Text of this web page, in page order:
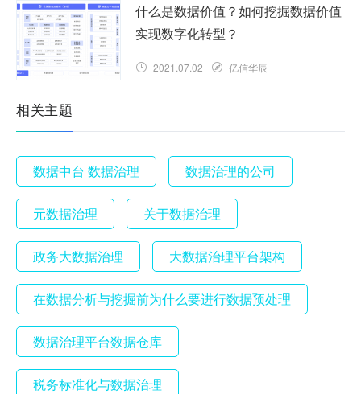
什么是数据价值？如何挖掘数据价值
实现数字化转型？
2021.07.02 亿信华辰
相关主题
数据中台 数据治理 数据治理的公司
元数据治理 关于数据治理
政务大数据治理 大数据治理平台架构
在数据分析与挖掘前为什么要进行数据预处理
数据治理平台数据仓库
税务标准化与数据治理